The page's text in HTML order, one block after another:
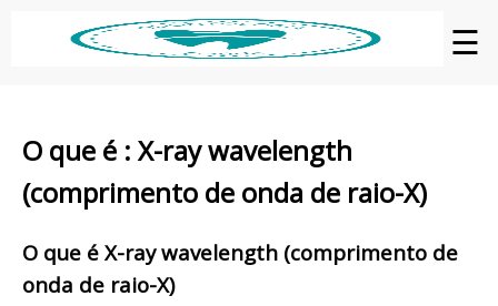
☰
O que é : X-ray wavelength
(comprimento de onda de raio-X)
O que é X-ray wavelength (comprimento de
onda de raio-X)